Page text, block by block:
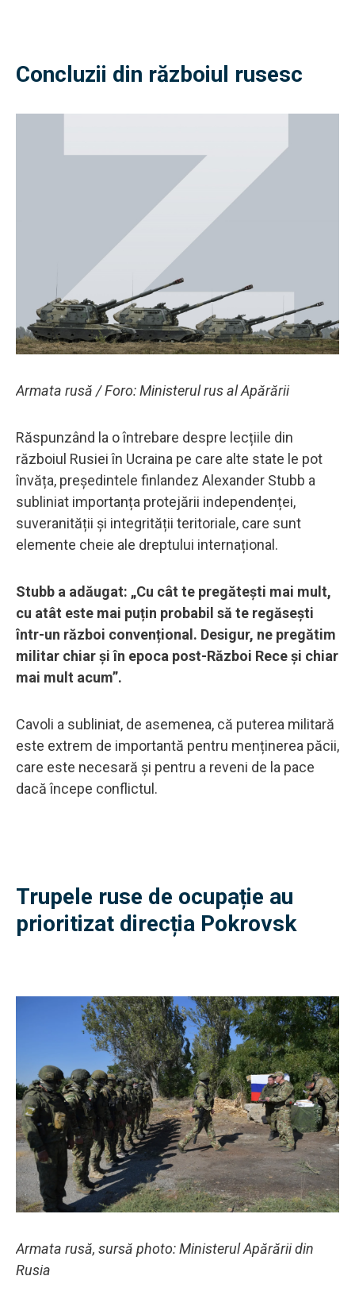
Concluzii din războiul rusesc
Armata rusă / Foro: Ministerul rus al Apărării
Răspunzând la o întrebare despre lecțiile din
războiul Rusiei în Ucraina pe care alte state le pot
învăța, președintele finlandez Alexander Stubb a
subliniat importanța protejării independenței,
suveranității și integrității teritoriale, care sunt
elemente cheie ale dreptului internațional.
Stubb a adăugat: „Cu cât te pregătești mai mult,
cu atât este mai puțin probabil să te regăsești
într-un război convențional. Desigur, ne pregătim
militar chiar și în epoca post-Război Rece și chiar
mai mult acum”.
Cavoli a subliniat, de asemenea, că puterea militară
este extrem de importantă pentru menținerea păcii,
care este necesară și pentru a reveni de la pace
dacă începe conflictul.
Trupele ruse de ocupație au
prioritizat direcția Pokrovsk
Armata rusă, sursă photo: Ministerul Apărării din
Rusia